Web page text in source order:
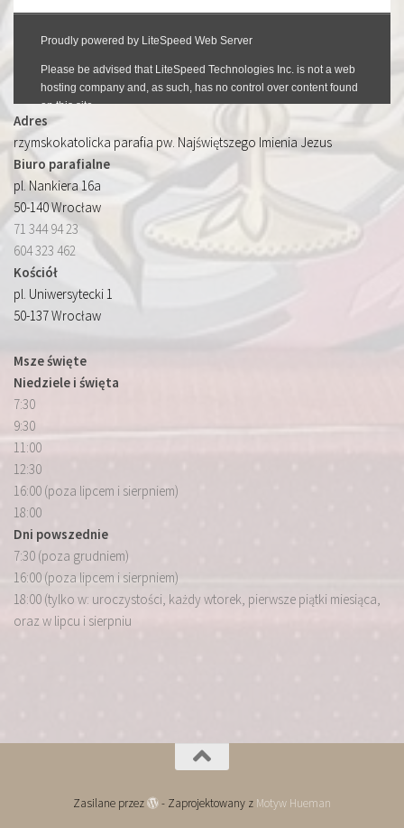
Adres
rzymskokatolicka parafia pw. Najświętszego Imienia Jezus
Biuro parafialne
pl. Nankiera 16a
50-140 Wrocław
71 344 94 23
604 323 462
Kościół
pl. Uniwersytecki 1
50-137 Wrocław
Msze święte
Niedziele i święta
7:30
9:30
11:00
12:30
16:00 (poza lipcem i sierpniem)
18:00
Dni powszednie
7:30 (poza grudniem)
16:00 (poza lipcem i sierpniem)
18:00 (tylko w: uroczystości, każdy wtorek, pierwsze piątki miesiąca,
oraz w lipcu i sierpniu
Zasilane przez - Zaprojektowany z Motyw Hueman